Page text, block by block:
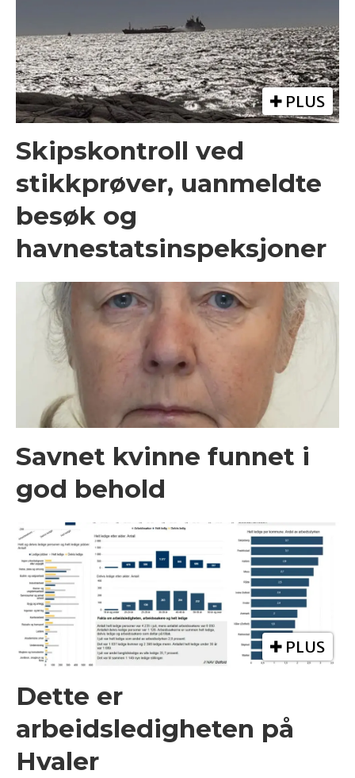
PLUS
Skipskontroll ved
stikkprøver, uanmeldte
besøk og
havnestatsinspeksjoner
Savnet kvinne funnet i
god behold
PLUS
Dette er
arbeidsledigheten på
Hvaler